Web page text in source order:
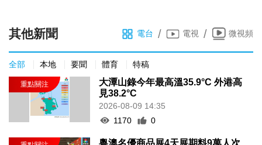
其他新聞 電台 / 電視 / 微視頻
全部 本地 要聞 體育 特稿
大潭山錄今年最高溫35.9°C 外港高
見38.2°C
2026-08-09 14:35
1170
0
粵澳名優商品展4天展期料9萬人次